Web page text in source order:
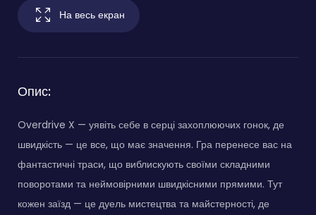
На весь екран
Опис:
Overdrive X — уявіть себе в серці захоплюючих гонок, де
швидкість — це все, що має значення. Гра перенесе вас на
фантастичні траси, що виблискують своїми складними
поворотами та неймовірними швидкісними прямими. Тут
кожен заїзд — це дуель мистецтва та майстерності, де